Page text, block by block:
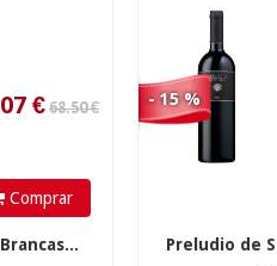
Castilla y León
(15)
Vino de Pago Florentino
Vinos de Madrid
Comprar
- 15 %
Preludio de
69.90 €